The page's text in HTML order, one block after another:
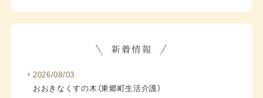
2026/08/03
おおきなくすの木（東郷町生活介護）